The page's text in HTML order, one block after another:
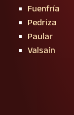
Fuenfría
Pedriza
Paular
Valsaín